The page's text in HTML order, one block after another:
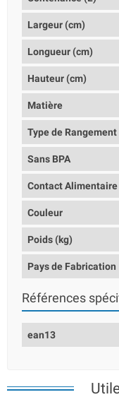
Largeur (cm)
Longueur (cm)
Hauteur (cm)
Matière
Type de Rangement
Sans BPA
Contact Alimentaire
Couleur
Poids (kg)
Pays de Fabrication
Références
ean13